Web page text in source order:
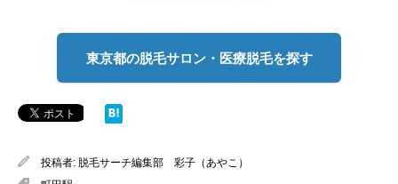
東京都の脱毛サロン・医療脱毛を探す
投稿者: 脱毛サーチ編集部 彩子（あやこ）